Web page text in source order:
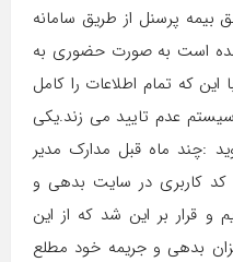
بیمه پرسنل از طریق سامانه
است به صورت حضوری به
که تمام اطلاعات را کامل
سیستم عدم تایید می زند.یکی
:چند ماه قبل مدارک مدیر
کد کاربری در سایت بدهی و
و قرار بر این شد که از این
بدهی و جریمه خود مطلع